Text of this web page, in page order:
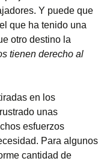
Y puede que
que ha tenido una
otro destino la
tienen derecho al
en los
unas
esfuerzos
Para algunos
cantidad de